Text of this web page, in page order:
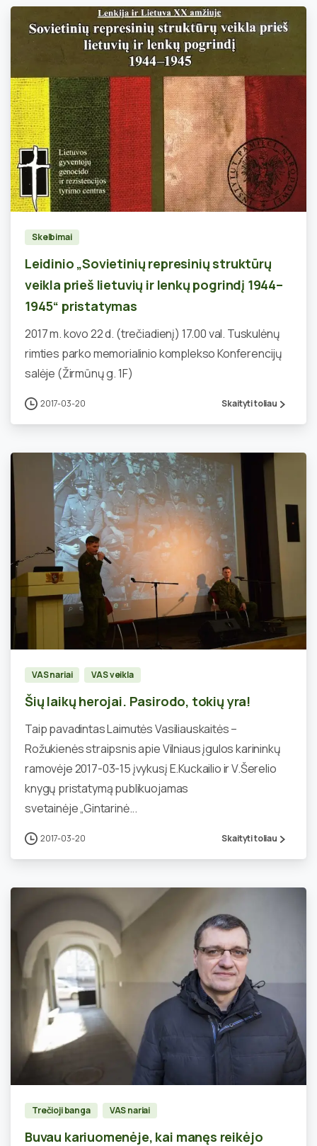
0
Skelbimai
Leidinio „Sovietinių represinių struktūrų
veikla prieš lietuvių ir lenkų pogrindį 1944–
1945“ pristatymas
2017 m. kovo 22 d. (trečiadienį) 17.00 val. Tuskulėnų
rimties parko memorialinio komplekso Konferencijų
salėje (Žirmūnų g. 1F)
2017-03-20 Skaityti toliau
1
VAS nariai VAS veikla
Šių laikų herojai. Pasirodo, tokių yra!
Taip pavadintas Laimutės Vasiliauskaitės –
Rožukienės straipsnis apie Vilniaus įgulos karininkų
ramovėje 2017-03-15 įvykusį E.Kuckailio ir V.Šerelio
knygų pristatymą publikuojamas
svetainėje „Gintarinė...
2017-03-20 Skaityti toliau
Trečioji banga VAS nariai
Buvau kariuomenėje, kai manęs reikėjo